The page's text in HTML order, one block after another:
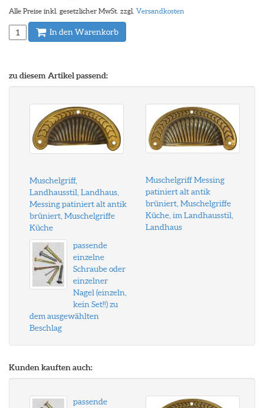
Alle Preise inkl. gesetzlicher MwSt. zzgl. Versandkosten
In den Warenkorb
zu diesem Artikel passend:
Muschelgriff,
Landhausstil, Landhaus,
Messing patiniert alt antik
brüniert, Muschelgriffe
Küche
Muschelgriff Messing
patiniert alt antik
brüniert, Muschelgriffe
Küche, im Landhausstil,
Landhaus
passende
einzelne
Schraube oder
einzelner
Nagel (einzeln,
kein Set!!) zu
dem ausgewählten
Beschlag
Kunden kauften auch:
passende